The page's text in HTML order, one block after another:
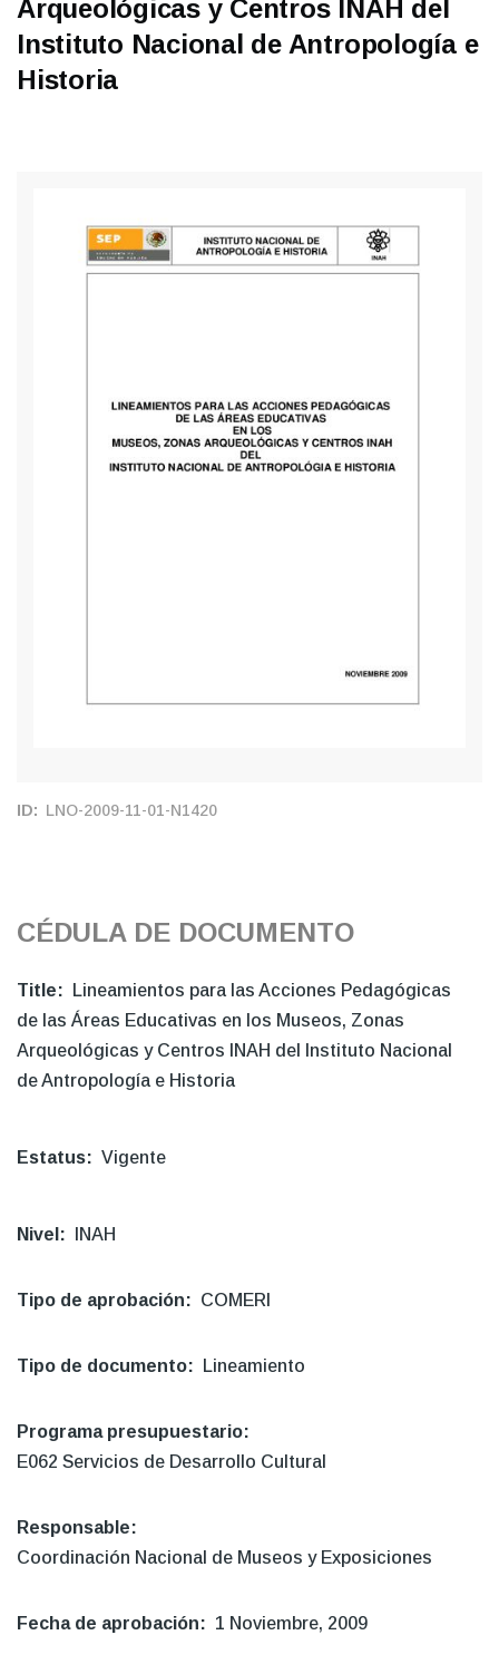
Arqueológicas y Centros INAH del
Instituto Nacional de Antropología e
Historia
ID LNO-2009-11-01-N1420
CÉDULA DE DOCUMENTO
Title
Lineamientos para las Acciones Pedagógicas
de las Áreas Educativas en los Museos, Zonas
Arqueológicas y Centros INAH del Instituto Nacional
de Antropología e Historia
Estatus Vigente
Nivel INAH
Tipo de aprobación COMERI
Tipo de documento Lineamiento
Programa presupuestario
E062 Servicios de Desarrollo Cultural
Responsable
Coordinación Nacional de Museos y Exposiciones
Fecha de aprobación 1 Noviembre, 2009